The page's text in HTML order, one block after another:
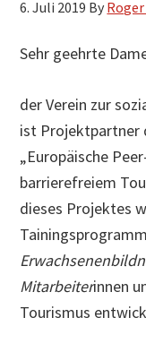
e
6. Juli 2019 By
Sehr geehrte
der Verein zur
ist Projektpartner
„Europäische
barrierefreiem
dieses Projektes
Mitarbeiterinnen
Tourismus